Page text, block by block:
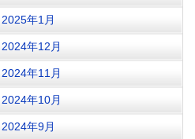
2025年1月
2024年12月
2024年11月
2024年10月
2024年9月